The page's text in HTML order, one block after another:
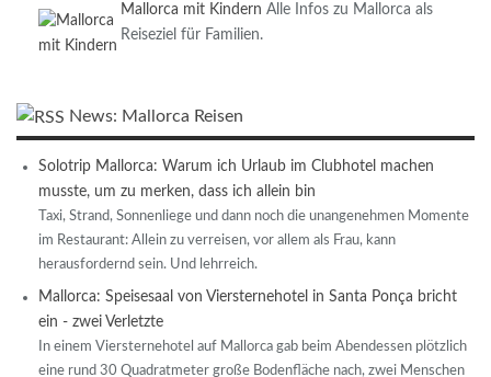
Mallorca mit Kindern Alle Infos zu Mallorca als
Reiseziel für Familien.
News: Mallorca Reisen
Solotrip Mallorca: Warum ich Urlaub im Clubhotel machen
musste, um zu merken, dass ich allein bin
Taxi, Strand, Sonnenliege und dann noch die unangenehmen Momente
im Restaurant: Allein zu verreisen, vor allem als Frau, kann
herausfordernd sein. Und lehrreich.
Mallorca: Speisesaal von Viersternehotel in Santa Ponça bricht
ein - zwei Verletzte
In einem Viersternehotel auf Mallorca gab beim Abendessen plötzlich
eine rund 30 Quadratmeter große Bodenfläche nach, zwei Menschen